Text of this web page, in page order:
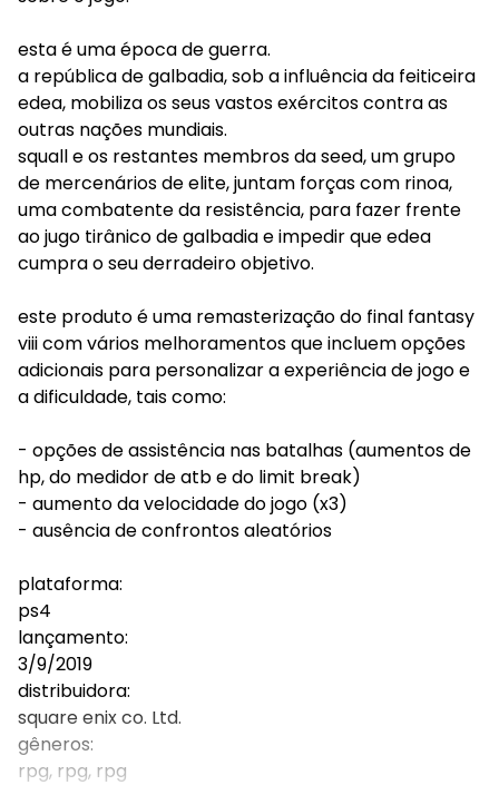
esta é uma época de guerra.
a república de galbadia, sob a influência da feiticeira
edea, mobiliza os seus vastos exércitos contra as
outras nações mundiais.
squall e os restantes membros da seed, um grupo
de mercenários de elite, juntam forças com rinoa,
uma combatente da resistência, para fazer frente
ao jugo tirânico de galbadia e impedir que edea
cumpra o seu derradeiro objetivo.
este produto é uma remasterização do final fantasy
viii com vários melhoramentos que incluem opções
adicionais para personalizar a experiência de jogo e
a dificuldade, tais como:
- opções de assistência nas batalhas (aumentos de
hp, do medidor de atb e do limit break)
- aumento da velocidade do jogo (x3)
- ausência de confrontos aleatórios
plataforma:
ps4
lançamento:
3/9/2019
distribuidora:
square enix co. Ltd.
gêneros:
rpg, rpg, rpg